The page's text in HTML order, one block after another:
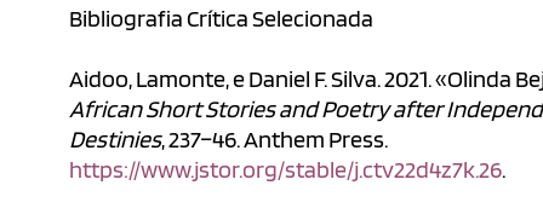
Bibliografia Crítica Selecionada
Aidoo, Lamonte, e Daniel F. Silva. 2021. «Olinda
African Short Stories and Poetry after
Destinies, 237–46. Anthem Press.
https://www.jstor.org/stable/j.ctv22d4z7k.26.